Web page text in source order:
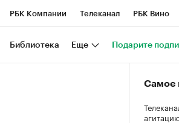
РБК Компании Телеканал РБК Вино
Национальные проекты Город
Библиотека Еще Подарите
Самое